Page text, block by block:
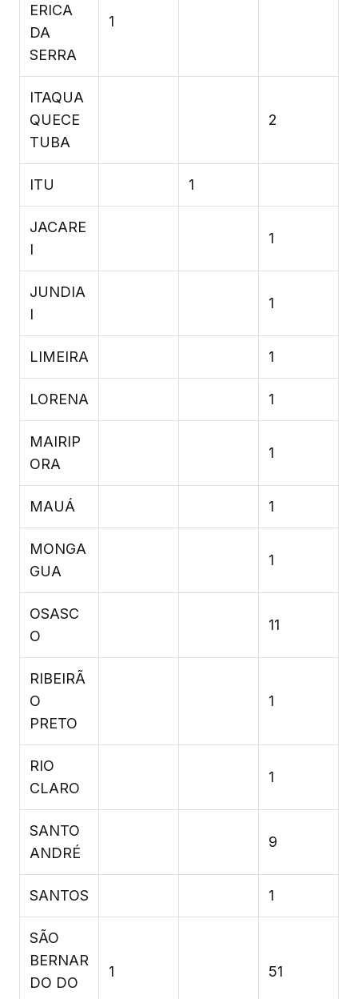
ERICA
DA
SERRA
1
ITAQUA
QUECE
TUBA
2
ITU 1
JACARE
I
1
JUNDIA
I
1
LIMEIRA 1
LORENA 1
MAIRIP
ORA
1
MAUÁ 1
MONGA
GUA
1
OSASC
O
11
RIBEIRÃ
O
PRETO
1
RIO
CLARO
1
SANTO
ANDRÉ
9
SANTOS 1
SÃO
BERNAR
DO DO
1 51